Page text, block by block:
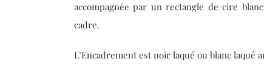
accompagnée par un rectangle de cire
cadre.
L’Encadrement est noir laqué ou blanc laqué